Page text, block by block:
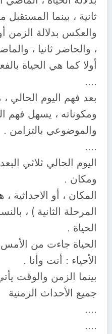
ثانية ، بينما المستقبل
والعكس بدلالة الزمن
، والحاضر ثانيا ،
أولا كما هي الحياة
….
بعد فهم اليوم
ومكوناته ، يسهل فهم
والموضوعي بالتزامن .
….
اليوم الحالي ثلاثي
ومكان .
المكان ، أو
المرحلة الثانية ) ،
الحياة .
الحياة جاءت من الأمس
الأحياء : أنت وأنا .
بينما الزمن والوقت
جميع الأحداث الزمنية
….
….